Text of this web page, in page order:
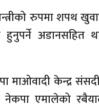
रुपमा शपथ
अडानसहित
माओवादी केन्द्र
एमालेको